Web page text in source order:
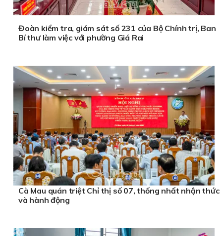
Đoàn kiểm tra, giám sát số 231 của Bộ Chính trị, Ban
Bí thư làm việc với phường Giá Rai
Cà Mau quán triệt Chỉ thị số 07, thống nhất nhận thức
và hành động